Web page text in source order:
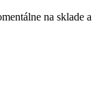
na sklade